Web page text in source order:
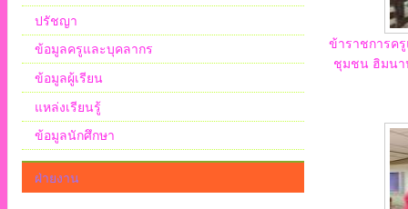
ปรัชญา
ข้อมูลครูและบุคลากร
ข้อมูลผู้เรียน
แหล่งเรียนรู้
ข้อมูลนักศึกษา
ฝ่ายงาน
ข้าราชการค
ชุมชน ฮิมนา